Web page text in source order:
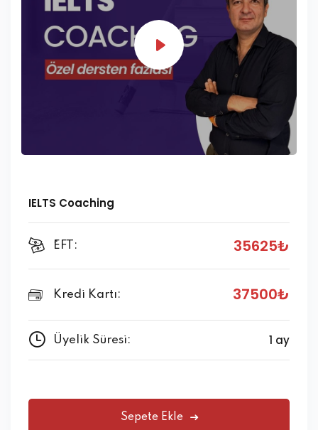
IELTS Coaching
ُEFT: 35625₺
Kredi Kartı: 37500₺
Üyelik Süresi: 1 ay
Sepete Ekle